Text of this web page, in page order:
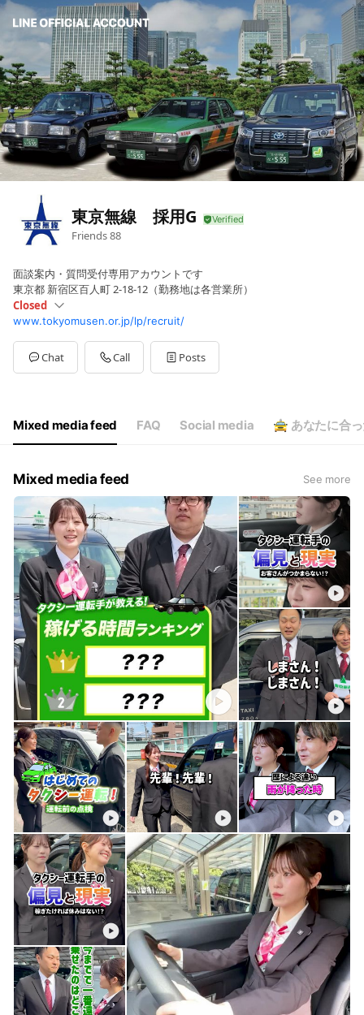
東京無線 採用G
Friends88
面談案内・質問受付専用アカウントです
東京都 新宿区百人町 2-18-12（勤務地は各営業所）
Closed
SunClosed
Mon09: - 18:
Tue09: - 18:
Wed09: - 18:
Sat
平日9:00～18:00 ※返信は順次対応
www.tokyomusen.or.jp/lp/recruit/
Chat Call Posts
Mixed media feed FAQ Social media 🚖 あなたに合
Mixed media feed See more